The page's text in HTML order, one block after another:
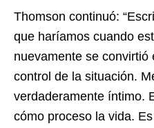
Thomson continuó:
que haríamos cuando
nuevamente se convirtió
control de la situación.
verdaderamente íntimo.
cómo proceso la vida.